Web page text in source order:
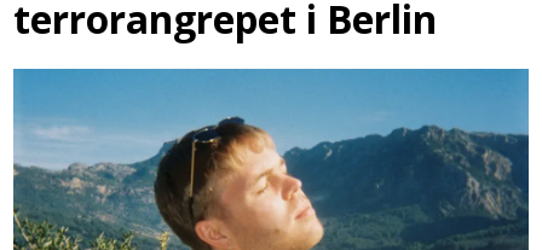
terrorangrepet i Berlin